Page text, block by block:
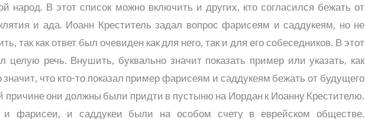
народ. В этот список можно включить и других, кто согласился бежать от
и ада. Иоанн Креститель задал вопрос фарисеям и саддукеям, но не
так как ответ был очевиден как для него, так и для его собеседников. В этот
целую речь. Внушить, буквально значит показать пример или указать, как
значит, что кто-то показал пример фарисеям и саддукеям бежать от будущего
причине они должны были придти в пустыню на Иордан к Иоанну Крестителю.
и фарисеи, и саддукеи были на особом счету в еврейском обществе.